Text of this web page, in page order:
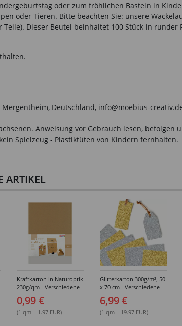
oder zum fröhlichen Basteln in
oder Tieren. Bitte beachten Sie: unsere
Dieser Beutel beinhaltet 100 Stück in
Deutschland, info@moebius-
Anweisung vor Gebrauch lesen,
Spielzeug - Plastiktüten von Kindern fernhalten.
ARTIKEL
Kraftkarton in Naturoptik
230g/qm - Verschiedene
Formate
0,99 €
(1 qm = 1.97 EUR)
Glitterkarton 300g/m², 50
x 70 cm - Verschiedene
Ausführungen
6,99 €
(1 qm = 19.97 EUR)